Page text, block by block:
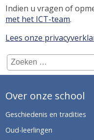
Indien u vragen of
met het ICT-team.
Lees onze
Over onze school
Geschiedenis en tradities
Oud-leerlingen